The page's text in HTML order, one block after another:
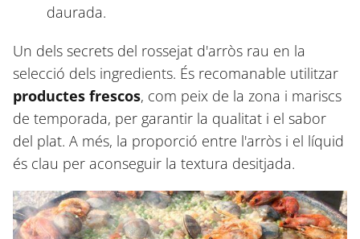
daurada.
Un dels secrets del rossejat d'arròs rau en la
selecció dels ingredients. És recomanable utilitzar
productes frescos, com peix de la zona i mariscs
de temporada, per garantir la qualitat i el sabor
del plat. A més, la proporció entre l'arròs i el líquid
és clau per aconseguir la textura desitjada.